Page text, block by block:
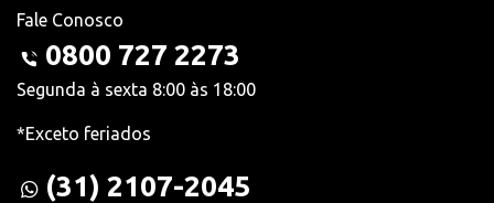
Fale Conosco
0800 727 2273
Segunda à sexta 8:00 às 18:00
*Exceto feriados
(31) 2107-2045